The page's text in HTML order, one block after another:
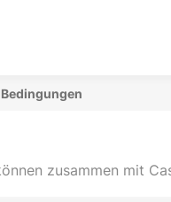
zusammen mit